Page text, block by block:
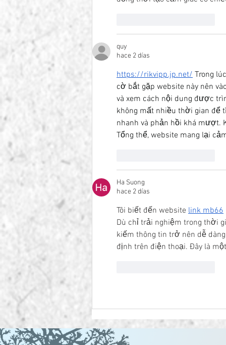
quy
hace 2 días
https://rikvipp.jp.net/ Trong
cờ bắt gặp website này nên
và xem cách nội dung được
không mất nhiều thời gian để
nhanh và phản hồi khá mượt.
Tổng thể, website mang lại
Ha Suong
hace 2 días
Tôi biết đến website link mb66
Dù chỉ trải nghiệm trong thời
kiếm thông tin trở nên dễ
định trên điện thoại. Đây là